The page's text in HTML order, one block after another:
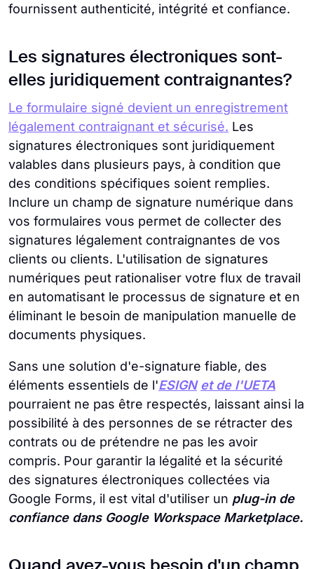
fournissent authenticité, intégrité et confiance.
Les signatures électroniques sont-
elles juridiquement contraignantes?
Le formulaire signé devient un enregistrement
légalement contraignant et sécurisé. Les
signatures électroniques sont juridiquement
valables dans plusieurs pays, à condition que
des conditions spécifiques soient remplies.
Inclure un champ de signature numérique dans
vos formulaires vous permet de collecter des
signatures légalement contraignantes de vos
clients ou clients. L'utilisation de signatures
numériques peut rationaliser votre flux de travail
en automatisant le processus de signature et en
éliminant le besoin de manipulation manuelle de
documents physiques.
Sans une solution d'e-signature fiable, des
éléments essentiels de l'ESIGN et de l'UETA
pourraient ne pas être respectés, laissant ainsi la
possibilité à des personnes de se rétracter des
contrats ou de prétendre ne pas les avoir
compris. Pour garantir la légalité et la sécurité
des signatures électroniques collectées via
Google Forms, il est vital d'utiliser un plug-in de
confiance dans Google Workspace Marketplace.